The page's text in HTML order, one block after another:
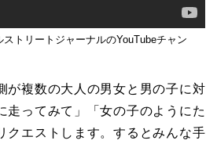
ストリートジャーナルのYouTubeチャン
が複数の大人の男女と男の子に対
走ってみて」「女の子のようにた
クエストします。するとみんな手